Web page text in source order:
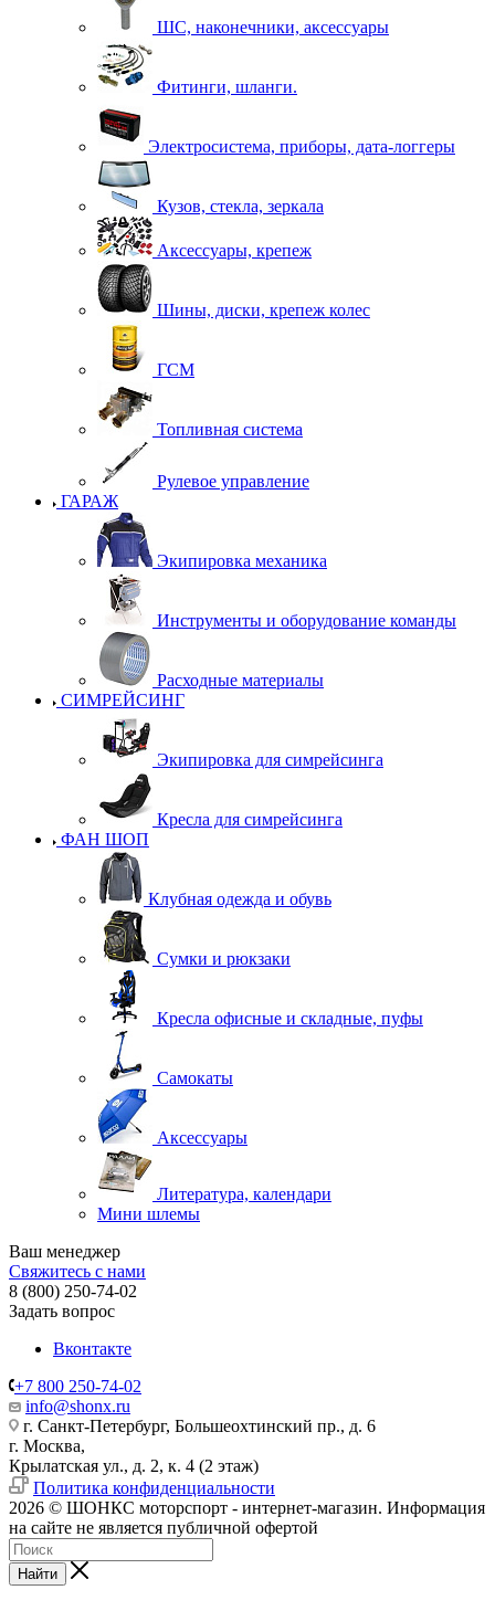
ШС, наконечники, аксессуары
Фитинги, шланги.
Электросистема, приборы, дата-логгеры
Кузов, стекла, зеркала
Аксессуары, крепеж
Шины, диски, крепеж колес
ГСМ
Топливная система
Рулевое управление
ГАРАЖ
Экипировка механика
Инструменты и оборудование команды
Расходные материалы
СИМРЕЙСИНГ
Экипировка для симрейсинга
Кресла для симрейсинга
ФАН ШОП
Клубная одежда и обувь
Сумки и рюкзаки
Кресла офисные и складные, пуфы
Самокаты
Аксессуары
Литература, календари
Мини шлемы
Ваш менеджер
Свяжитесь с нами
8 (800) 250-74-02
Задать вопрос
Вконтакте
+7 800 250-74-02
info@shonx.ru
г. Санкт-Петербург, Большеохтинский пр., д. 6
г. Москва,
Крылатская ул., д. 2, к. 4 (2 этаж)
Политика конфиденциальности
2026 © ШОНКС моторспорт - интернет-магазин. Информация
на сайте не является публичной офертой
Найти